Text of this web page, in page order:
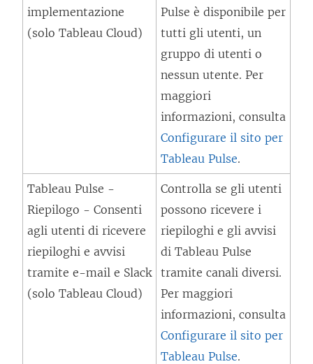
o
e
a
e
t
i
u
n
implementazione
(solo Tableau Cloud)
Pulse è disponibile per
tutti gli utenti, un
gruppo di utenti o
nessun utente. Per
maggiori
informazioni, consulta
Configurare il sito per
Tableau Pulse.
Tableau Pulse -
Riepilogo - Consenti
agli utenti di ricevere
riepiloghi e avvisi
tramite e-mail e Slack
(solo Tableau Cloud)
Controlla se gli utenti
possono ricevere i
riepiloghi e gli avvisi
di Tableau Pulse
tramite canali diversi.
Per maggiori
informazioni, consulta
Configurare il sito per
Tableau Pulse.